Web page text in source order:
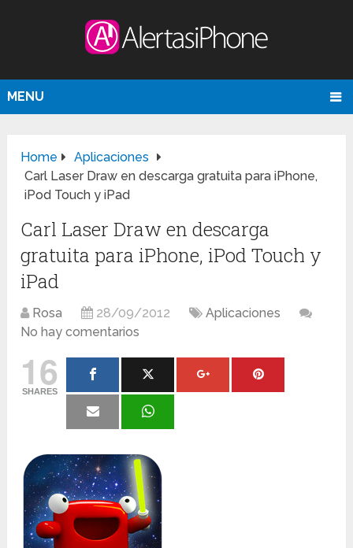
MENU
Home
Aplicaciones
Carl Laser Draw en descarga gratuita para iPhone,
iPod Touch y iPad
Carl Laser Draw en descarga
gratuita para iPhone, iPod Touch y
iPad
Rosa 28/09/2012
Aplicaciones
No hay comentarios
16
SHARES